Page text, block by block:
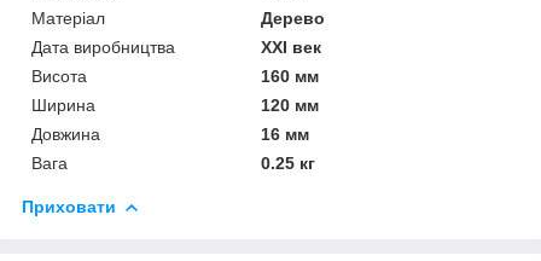
Матеріал
Дерево
Дата виробництва
XXI век
Висота
160 мм
Ширина
120 мм
Довжина
16 мм
Вага
0.25 кг
Приховати